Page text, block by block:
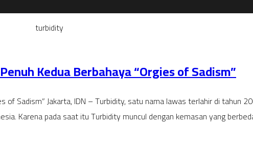
turbidity
Kedua Berbahaya “Orgies of Sadism”
of Sadism” Jakarta, IDN – Turbidity, satu nama lawas terlahir di tahun
Karena pada saat itu Turbidity muncul dengan kemasan yang